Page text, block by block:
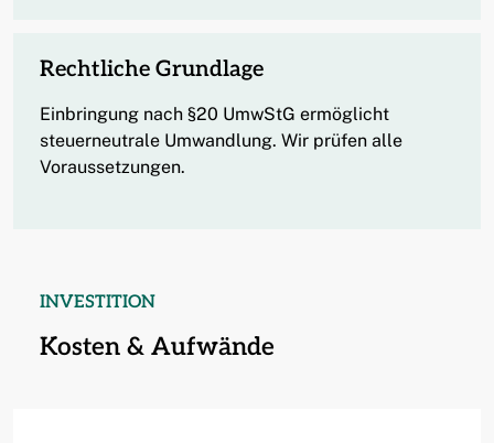
Rechtliche Grundlage
Einbringung nach §20 UmwStG ermöglicht
steuerneutrale Umwandlung. Wir prüfen alle
Voraussetzungen.
Kosten & Aufwände
INVESTITION